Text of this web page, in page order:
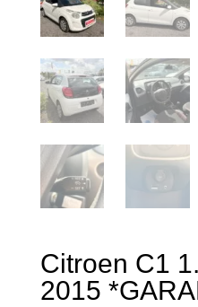
Citroen C1
2015